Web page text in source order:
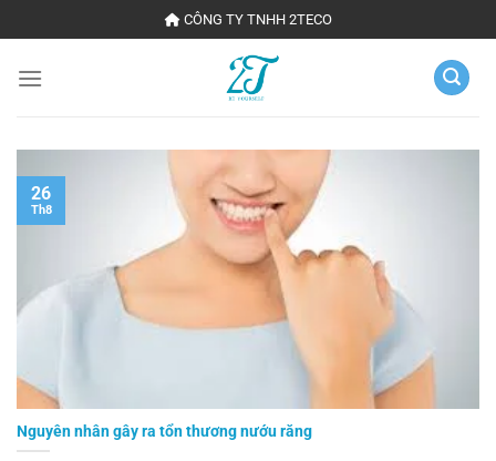
đến
nội
CÔNG TY TNHH 2TECO
Nguyên nhân gây ra tổn thương nướu răng
26
Th8